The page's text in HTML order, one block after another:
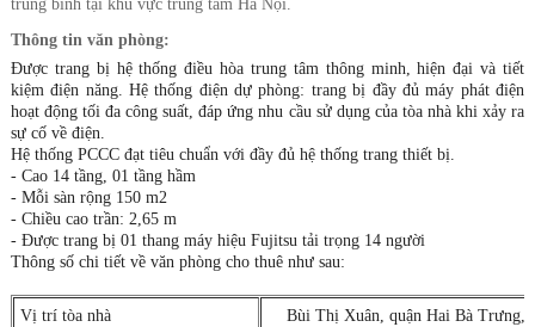
trung bình tại khu vực trung tâm Hà Nội.
Thông tin văn phòng:
Được trang bị hệ thống điều hòa trung tâm thông minh, hiện đại và tiết
kiệm điện năng. Hệ thống điện dự phòng: trang bị đầy đủ máy phát điện
hoạt động tối đa công suất, đáp ứng nhu cầu sử dụng của tòa nhà khi xảy ra
sự cố về điện.
Hệ thống PCCC đạt tiêu chuẩn với đầy đủ hệ thống trang thiết bị.
- Cao 14 tầng, 01 tầng hầm
- Mỗi sàn rộng 150 m2
- Chiều cao trần: 2,65 m
- Được trang bị 01 thang máy hiệu Fujitsu tải trọng 14 người
Thông số chi tiết về văn phòng cho thuê như sau:
Vị trí tòa nhà Bùi Thị Xuân, quận Hai Bà Trưng,